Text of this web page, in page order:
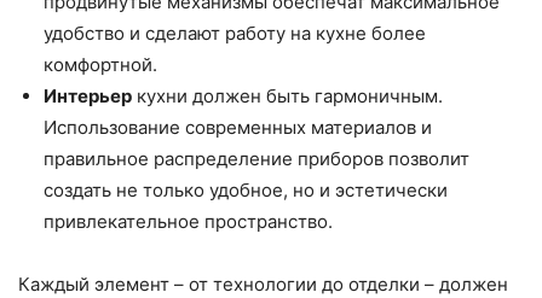
удобство и сделают работу на кухне более
комфортной.
Интерьер кухни должен быть гармоничным.
Использование современных материалов и
правильное распределение приборов позволит
создать не только удобное, но и эстетически
привлекательное пространство.
Каждый элемент – от технологии до отделки – должен